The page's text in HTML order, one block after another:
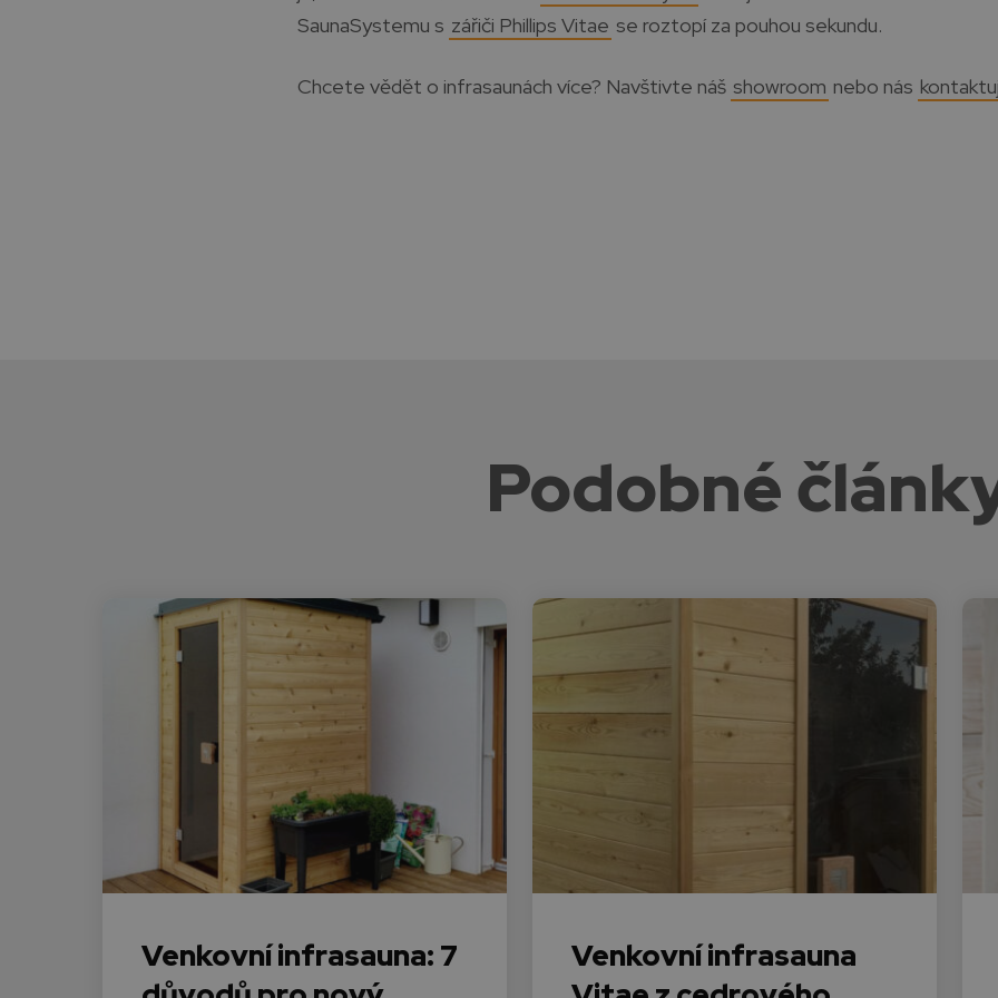
SaunaSystemu s zářiči Phillips Vitae se roztopí za pouhou sekundu.
Chcete vědět o infrasaunách více? Navštivte náš showroom nebo nás
Podobné
Venkovní infrasauna: 7
Venkovní infrasauna